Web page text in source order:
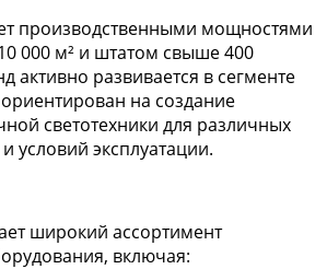
производственными мощностями
000 м² и штатом свыше 400
активно развивается в сегменте
на создание
светотехники для различных
условий эксплуатации.
широкий ассортимент
включая: